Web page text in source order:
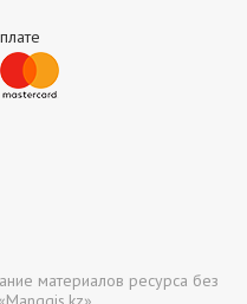
материалов ресурса без